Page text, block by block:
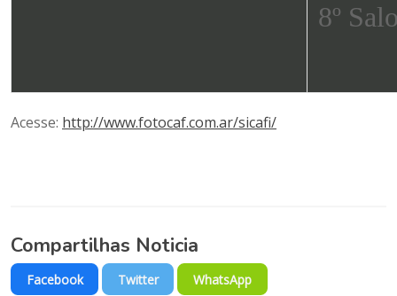
8º
Acesse: http://www.fotocaf.com.ar/sicafi/
Compartilhas Noticia
Facebook Twitter WhatsApp